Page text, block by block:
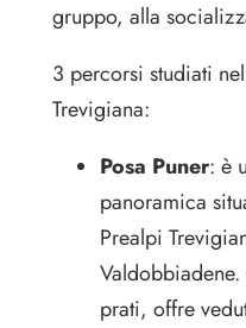
gruppo, alla
3 percorsi studiati
Trevigiana:
Posa Puner: è
panoramica
Prealpi
prati, offre